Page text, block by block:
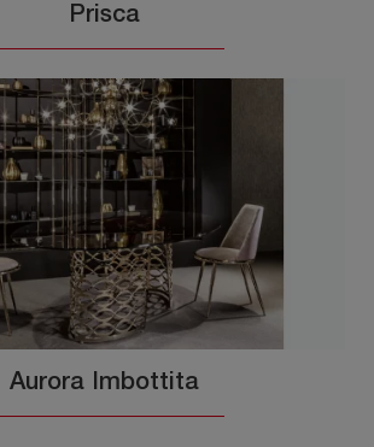
Prisca
Aurora Imbottita